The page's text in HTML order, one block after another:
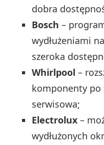
dobra
Bosch –
wydłużeniami
szeroka
Whirlpool –
komponenty po
serwisowa;
Electrolux –
wydłużonych